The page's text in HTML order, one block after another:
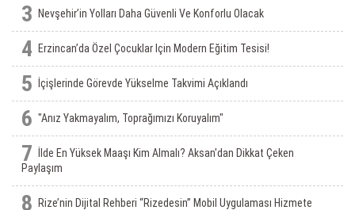
3 Nevşehir’in Yolları Daha Güvenli Ve Konforlu Olacak
4 Erzincan’da Özel Çocuklar Için Modern Eğitim Tesisi!
5 İçişlerinde Görevde Yükselme Takvimi Açıklandı
6 "Anız Yakmayalım, Toprağımızı Koruyalım"
7
İlde En Yüksek Maaşı Kim Almalı? Aksan'dan Dikkat Çeken
Paylaşım
8
Rize’nin Dijital Rehberi “Rizedesin” Mobil Uygulaması Hizmete